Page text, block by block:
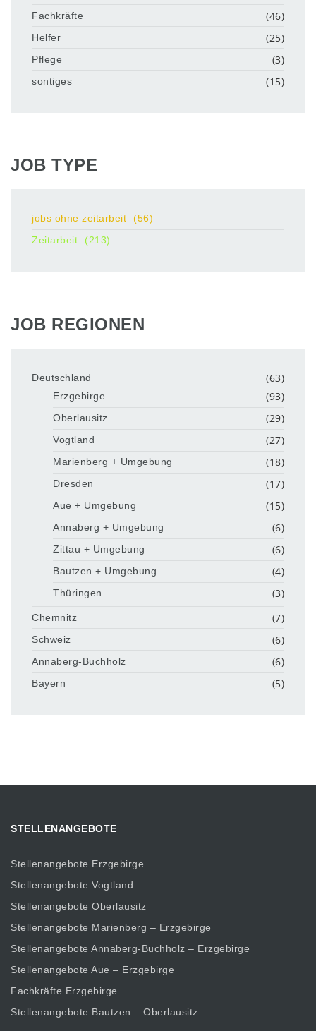
Fachkräfte (46)
Helfer (25)
Pflege (3)
sontiges (15)
JOB TYPE
jobs ohne zeitarbeit
(56)
Zeitarbeit
(213)
JOB REGIONEN
Deutschland (63)
Erzgebirge (93)
Oberlausitz (29)
Vogtland (27)
Marienberg + Umgebung (18)
Dresden (17)
Aue + Umgebung (15)
Annaberg + Umgebung (6)
Zittau + Umgebung (6)
Bautzen + Umgebung (4)
Thüringen (3)
Chemnitz (7)
Schweiz (6)
Annaberg-Buchholz (6)
Bayern (5)
STELLENANGEBOTE
Stellenangebote Erzgebirge
Stellenangebote Vogtland
Stellenangebote Oberlausitz
Stellenangebote Marienberg – Erzgebirge
Stellenangebote Annaberg-Buchholz – Erzgebirge
Stellenangebote Aue – Erzgebirge
Fachkräfte Erzgebirge
Stellenangebote Bautzen – Oberlausitz